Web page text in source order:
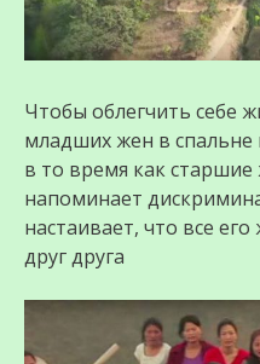
Чтобы облегчить себе
младших жен в спальне
в то время как
напоминает
настаивает, что все
друг друга